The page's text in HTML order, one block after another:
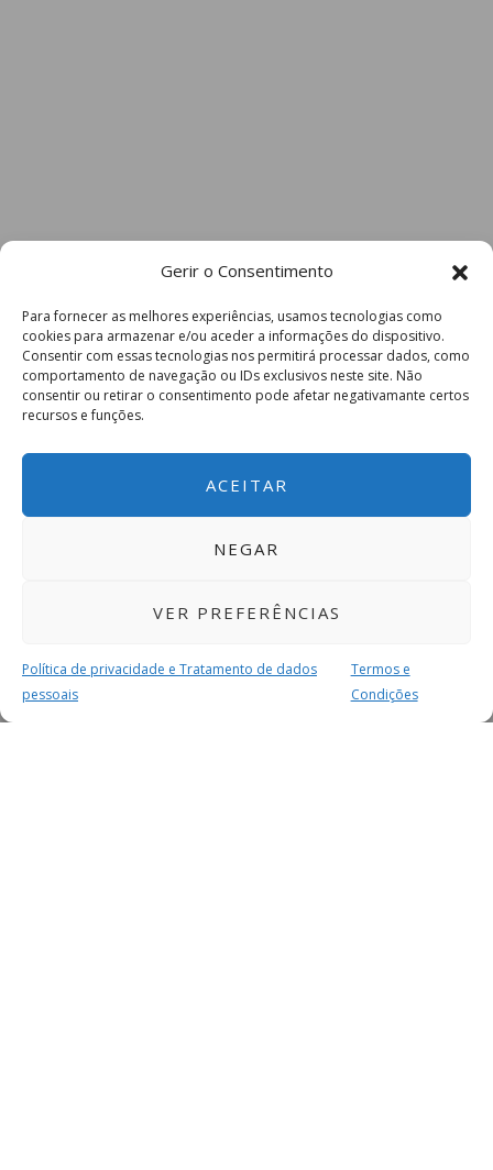
Gerir o Consentimento
Para fornecer as melhores experiências, usamos tecnologias como
cookies para armazenar e/ou aceder a informações do dispositivo.
Consentir com essas tecnologias nos permitirá processar dados, como
comportamento de navegação ou IDs exclusivos neste site. Não
consentir ou retirar o consentimento pode afetar negativamante certos
recursos e funções.
ACEITAR
NEGAR
VER PREFERÊNCIAS
Política de privacidade e Tratamento de dados
pessoais
Termos e
Condições